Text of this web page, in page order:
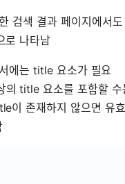
검색 결과 페이지에서
로 나타남
에는 title 요소가 필요
의 title 요소를 포함할 수
이 존재하지 않으면 유